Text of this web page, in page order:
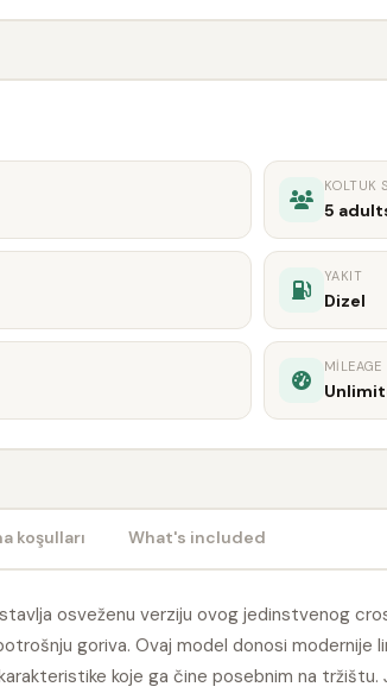
KOLTUK
5
YAKIT
Dizel
MILEAGE
koşulları What's included
osveženu verziju ovog jedinstvenog
goriva. Ovaj model donosi modernije
koje ga čine posebnim na tržištu.